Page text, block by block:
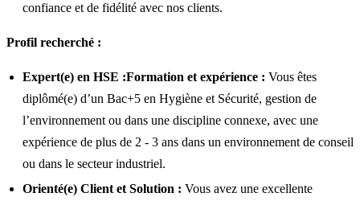
confiance et de fidélité avec nos clients.
Profil recherché :
Expert(e) en HSE :Formation et expérience : Vous êtes
diplômé(e) d’un Bac+5 en Hygiène et Sécurité, gestion de
l’environnement ou dans une discipline connexe, avec une
expérience de plus de 2 - 3 ans dans un environnement de conseil
ou dans le secteur industriel.
Orienté(e) Client et Solution : Vous avez une excellente